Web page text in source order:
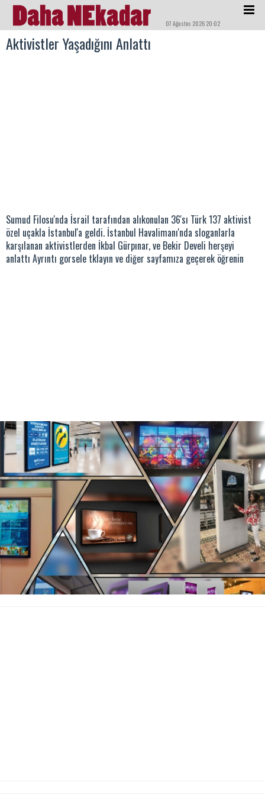
07 Ağustos 2026 20:02
Aktivistler Yaşadığını Anlattı
Sumud Filosu'nda İsrail tarafından alıkonulan 36'sı Türk 137 aktivist
özel uçakla İstanbul'a geldi. İstanbul Havalimanı'nda sloganlarla
karşılanan aktivistlerden İkbal Gürpınar, ve Bekir Develi herşeyi
anlattı Ayrıntı gorsele tklayın ve diğer sayfamıza geçerek öğrenin